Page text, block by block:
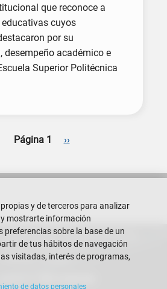
que reconoce a
cuyos
por su
desempeño académico e
Superior Politécnica
Página 1 Siguiente página
››
y de terceros para analizar
mostrarte información
preferencias sobre la base de un
de tus hábitos de navegación
visitadas, interés de programas,
de datos personales
Superior Politécnica del Litoral
Gustavo Galindo
- Ecuador